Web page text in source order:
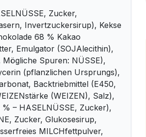
Zucker,
Invertzuckersirup), Kekse
68 % Kakao
Emulgator (SOJAlecithin),
Spuren: NÜSSE),
(pflanzlichen Ursprungs),
Backtriebmittel (E450,
(WEIZEN), Salz),
– HASELNÜSSE, Zucker),
Zucker, Glukosesirup,
MILCHfettpulver,